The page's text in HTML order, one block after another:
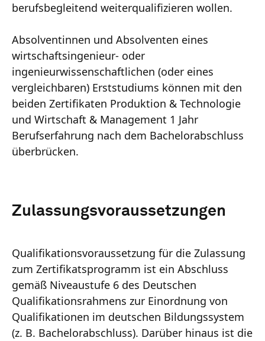
berufsbegleitend weiterqualifizieren wollen.
Absolventinnen und Absolventen eines
wirtschaftsingenieur- oder
ingenieurwissenschaftlichen (oder eines
vergleichbaren) Erststudiums können mit den
beiden Zertifikaten Produktion & Technologie
und Wirtschaft & Management 1 Jahr
Berufserfahrung nach dem Bachelorabschluss
überbrücken.
Zulassungsvoraussetzungen
Qualifikationsvoraussetzung für die Zulassung
zum Zertifikatsprogramm ist ein Abschluss
gemäß Niveaustufe 6 des Deutschen
Qualifikationsrahmens zur Einordnung von
Qualifikationen im deutschen Bildungssystem
(z. B. Bachelorabschluss). Darüber hinaus ist die